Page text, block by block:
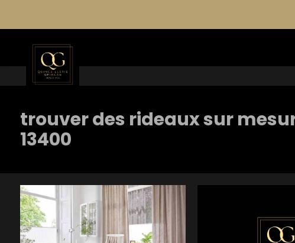
trouver des rideaux sur
13400